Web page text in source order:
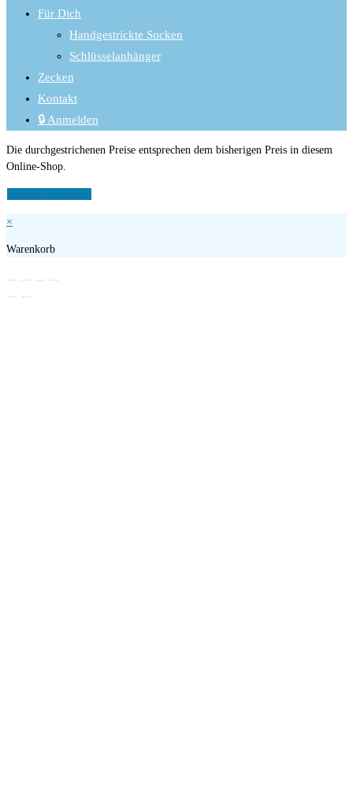
Für Dich
Handgestrickte Socken
Schlüsselanhänger
Zecken
Kontakt
🔒 Anmelden
Die durchgestrichenen Preise entsprechen dem bisherigen Preis in diesem
Online-Shop.
×
Warenkorb